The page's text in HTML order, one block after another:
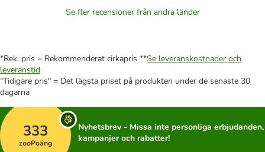
Se fler recensioner från andra länder
*Rek. pris = Rekommenderat cirkapris **Se leveranskostnader och
leveranstid
"Tidigare pris" = Det lägsta priset på produkten under de senaste 30
dagarna
333
zooPoäng
Nyhetsbrev - Missa inte personliga erbjudanden,
kampanjer och rabatter!